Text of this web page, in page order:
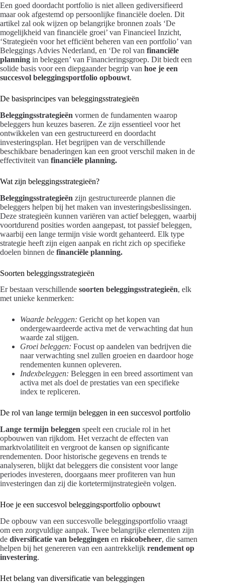
Een goed doordacht portfolio is niet alleen gediversifieerd
maar ook afgestemd op persoonlijke financiële doelen. Dit
artikel zal ook wijzen op belangrijke bronnen zoals ‘De
mogelijkheid van financiële groei’ van Financieel Inzicht,
‘Strategieën voor het efficiënt beheren van een portfolio’ van
Beleggings Advies Nederland, en ‘De rol van financiële
planning in beleggen’ van Financieringsgroep. Dit biedt een
solide basis voor een diepgaander begrip van hoe je een
succesvol beleggingsportfolio opbouwt.
De basisprincipes van beleggingsstrategieën
Beleggingsstrategieën vormen de fundamenten waarop
beleggers hun keuzes baseren. Ze zijn essentieel voor het
ontwikkelen van een gestructureerd en doordacht
investeringsplan. Het begrijpen van de verschillende
beschikbare benaderingen kan een groot verschil maken in de
effectiviteit van financiële planning.
Wat zijn beleggingsstrategieën?
Beleggingsstrategieën zijn gestructureerde plannen die
beleggers helpen bij het maken van investeringsbeslissingen.
Deze strategieën kunnen variëren van actief beleggen, waarbij
voortdurend posities worden aangepast, tot passief beleggen,
waarbij een lange termijn visie wordt gehanteerd. Elk type
strategie heeft zijn eigen aanpak en richt zich op specifieke
doelen binnen de financiële planning.
Soorten beleggingsstrategieën
Er bestaan verschillende soorten beleggingsstrategieën, elk
met unieke kenmerken:
Waarde beleggen: Gericht op het kopen van
ondergewaardeerde activa met de verwachting dat hun
waarde zal stijgen.
Groei beleggen: Focust op aandelen van bedrijven die
naar verwachting snel zullen groeien en daardoor hoge
rendementen kunnen opleveren.
Indexbeleggen: Beleggen in een breed assortiment van
activa met als doel de prestaties van een specifieke
index te repliceren.
De rol van lange termijn beleggen in een succesvol portfolio
Lange termijn beleggen speelt een cruciale rol in het
opbouwen van rijkdom. Het verzacht de effecten van
marktvolatiliteit en vergroot de kansen op significante
rendementen. Door historische gegevens en trends te
analyseren, blijkt dat beleggers die consistent voor lange
periodes investeren, doorgaans meer profiteren van hun
investeringen dan zij die kortetermijnstrategieën volgen.
Hoe je een succesvol beleggingsportfolio opbouwt
De opbouw van een succesvolle beleggingsportfolio vraagt
om een zorgvuldige aanpak. Twee belangrijke elementen zijn
de diversificatie van beleggingen en risicobeheer, die samen
helpen bij het genereren van een aantrekkelijk rendement op
investering.
Het belang van diversificatie van beleggingen